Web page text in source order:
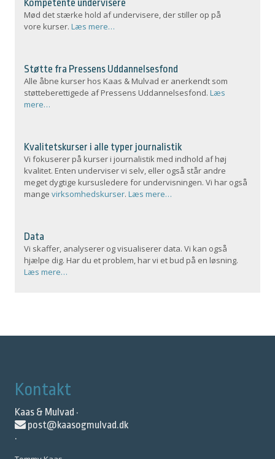
Kompetente undervisere
Mød det stærke hold af undervisere, der stiller op på
vore kurser.Læs mere…
Støtte fra Pressens Uddannelsesfond
Alle åbne kurser hos Kaas & Mulvad er anerkendt som
støtteberettigede af Pressens Uddannelsesfond.Læs
mere…
Kvalitetskurser i alle typer journalistik
Vi fokuserer på kurser i journalistik med indhold af høj
kvalitet. Enten underviser vi selv, eller også står andre
meget dygtige kursusledere for undervisningen. Vi har også
mangevirksomhedskurser.Læs mere…
Data
Vi skaffer, analyserer og visualiserer data. Vi kan også
hjælpe dig. Har du et problem, har vi et bud på en løsning.
Læs mere…
Kontakt
Kaas & Mulvad ·
post@kaasogmulvad.dk
·